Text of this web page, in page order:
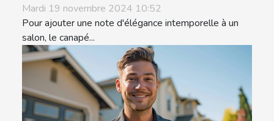
Mardi 19 novembre 2024 10:52
Pour ajouter une note d'élégance intemporelle à un
salon, le canapé...